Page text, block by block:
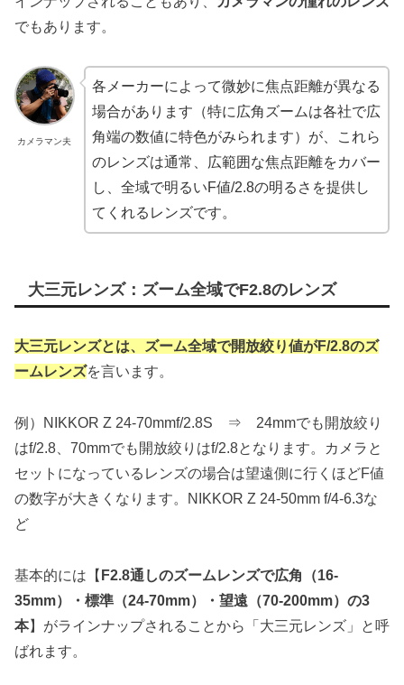
でもあります。
カメラマン夫
各メーカーによって微妙に焦点距離が異なる
場合があります（特に広角ズームは各社で広
角端の数値に特色がみられます）が、これら
のレンズは通常、広範囲な焦点距離をカバー
し、全域で明るいF値/2.8の明るさを提供し
てくれるレンズです。
大三元レンズ：ズーム全域でF2.8のレンズ
大三元レンズとは、ズーム全域で開放絞り値がF/2.8のズ
ームレンズを言います。
例）NIKKOR Z 24-70mmf/2.8S ⇒ 24mmでも開放絞り
はf/2.8、70mmでも開放絞りはf/2.8となります。カメラと
セットになっているレンズの場合は望遠側に行くほどF値
の数字が大きくなります。NIKKOR Z 24-50mm f/4-6.3な
ど
基本的には【 F2.8通しのズームレンズで広角（16-
35mm）・標準（24-70mm）・望遠（70-200mm）の3
本】がラインナップされることから「大三元レンズ」と呼
ばれます。